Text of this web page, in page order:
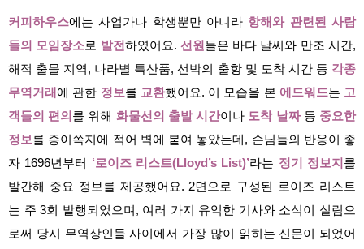
커피하우스에는 사업가나 학생뿐만 아니라 항해와 관련된 사람
들의 모임장소로 발전하였어요. 선원 들은 바다 날씨와 만조 시간,
해적 출몰 지역, 나라별 특산품, 선박의 출항 및 도착 시간 등 각종
무역거래에 관한 정보를 교환했어요. 이 모습을 본 에드워드는 고
객들의 편의 를 위해 화물선의 출발 시간이나 도착 날짜등 중요한
정보를 종이쪽지에 적어 벽에 붙여 놓았는데, 손님들의 반응이 좋
자 1696년부터
‘로이즈 리스트(Lloyd’s List)’라는 정기 정보지 를
발간해 중요 정보를 제공했어요. 2면으로 구성된 로이즈 리스트
는 주 3회 발행되었으며, 여러 가지 유익한 기사와 소식이 실림으
로써 당시 무역상인들 사이에서 가장 많이 읽히는 신문이 되었어